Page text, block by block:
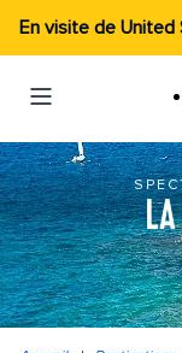
En visite de United